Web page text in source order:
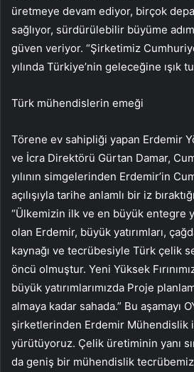
üretmeye devam ediyor, birçok
sağlıyor, sürdürülebilir büyüme
güven veriyor. “Şirketimiz
yılında Türkiye’nin geleceğine ışık
Türk mühendislerin emeği
Törene ev sahipliği yapan Erdemir
ve İcra Direktörü Gürtan Damar,
yılının simgelerinden Erdemir’in
açılışıyla tarihe anlamlı bir iz
“Ülkemizin ilk ve en büyük entegre
olan Erdemir, büyük yatırımları,
kaynağı ve tecrübesiyle Türk çelik
öncü olmuştur. Yeni Yüksek
büyük yatırımlarımızda Proje
almaya kadar sahada.” Bu aşamayı
şirketlerinden Erdemir Mühendislik
yürütüyoruz. Çelik üretiminin yanı
da geniş bir mühendislik